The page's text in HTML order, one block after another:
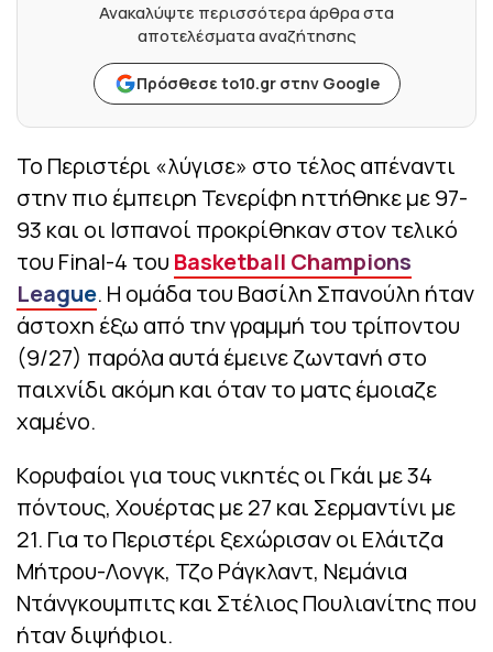
Ανακαλύψτε περισσότερα άρθρα στα
αποτελέσματα αναζήτησης
Πρόσθεσε to10.gr στην Google
Το Περιστέρι «λύγισε» στο τέλος απέναντι
στην πιο έμπειρη Τενερίφη ηττήθηκε με 97-
93 και οι Ισπανοί προκρίθηκαν στον τελικό
του Final-4 του Basketball Champions
League. Η ομάδα του Βασίλη Σπανούλη ήταν
άστοχη έξω από την γραμμή του τρίποντου
(9/27) παρόλα αυτά έμεινε ζωντανή στο
παιχνίδι ακόμη και όταν το ματς έμοιαζε
χαμένο.
Κορυφαίοι για τους νικητές οι Γκάι με 34
πόντους, Χουέρτας με 27 και Σερμαντίνι με
21. Για το Περιστέρι ξεχώρισαν οι Ελάιτζα
Μήτρου-Λονγκ, Τζο Ράγκλαντ, Νεμάνια
Ντάνγκουμπιτς και Στέλιος Πουλιανίτης που
ήταν διψήφιοι.